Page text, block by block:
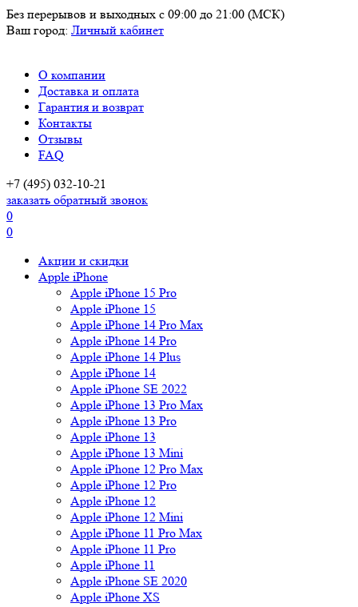
Без перерывов и выходных с 09:00 до 21:00 (МСК)
Ваш город: Личный кабинет
О компании
Доставка и оплата
Гарантия и возврат
Контакты
Отзывы
FAQ
+7 (495) 032-10-21
заказать обратный звонок
0
0
Акции и скидки
Apple iPhone
Apple iPhone 15 Pro
Apple iPhone 15
Apple iPhone 14 Pro Max
Apple iPhone 14 Pro
Apple iPhone 14 Plus
Apple iPhone 14
Apple iPhone SE 2022
Apple iPhone 13 Pro Max
Apple iPhone 13 Pro
Apple iPhone 13
Apple iPhone 13 Mini
Apple iPhone 12 Pro Max
Apple iPhone 12 Pro
Apple iPhone 12
Apple iPhone 12 Mini
Apple iPhone 11 Pro Max
Apple iPhone 11 Pro
Apple iPhone 11
Apple iPhone SE 2020
Apple iPhone XS